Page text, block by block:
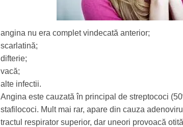
angina nu era complet vindecată anterior;
scarlatină;
difterie;
vacă;
alte infectii.
Angina este cauzată în principal de streptococi
stafilococi. Mult mai rar, apare din cauza
tractul respirator superior, dar uneori provoacă